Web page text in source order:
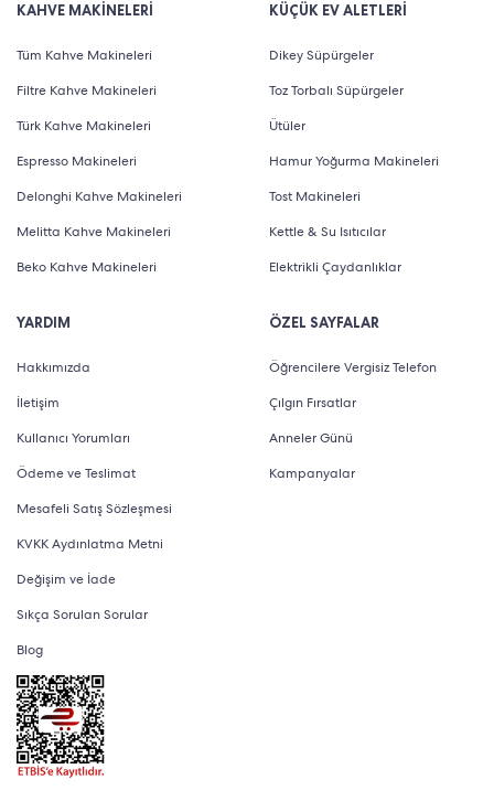
KAHVE MAKİNELERİ
Tüm Kahve Makineleri
Filtre Kahve Makineleri
Türk Kahve Makineleri
Espresso Makineleri
Delonghi Kahve Makineleri
Melitta Kahve Makineleri
Beko Kahve Makineleri
YARDIM
Hakkımızda
İletişim
Kullanıcı Yorumları
Ödeme ve Teslimat
Mesafeli Satış Sözleşmesi
KVKK Aydınlatma Metni
Değişim ve İade
Sıkça Sorulan Sorular
Blog
KÜÇÜK EV ALETLERİ
Dikey Süpürgeler
Toz Torbalı Süpürgeler
Ütüler
Hamur Yoğurma Makineleri
Tost Makineleri
Kettle & Su Isıtıcılar
Elektrikli Çaydanlıklar
ÖZEL SAYFALAR
Öğrencilere Vergisiz Telefon
Çılgın Fırsatlar
Anneler Günü
Kampanyalar